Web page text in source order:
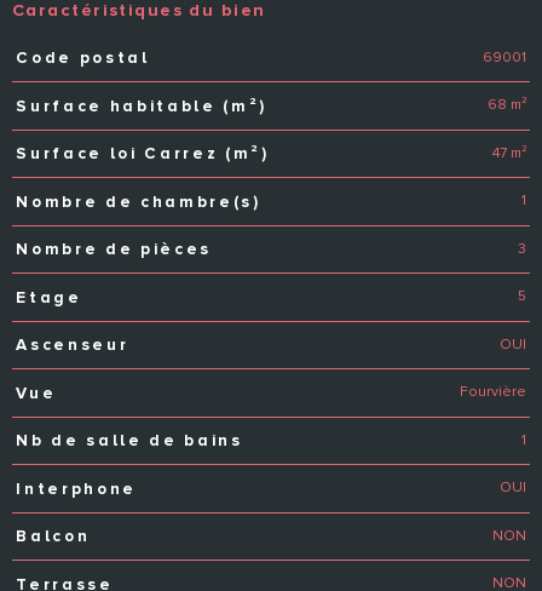
Caractéristiques du bien
Caractéristiques Valeurs
Code postal 69001
Surface habitable (m²) 68 m²
Surface loi Carrez (m²) 47 m²
Nombre de chambre(s) 1
Nombre de pièces 3
Etage 5
Ascenseur OUI
Vue Fourvière
Nb de salle de bains 1
Interphone OUI
Balcon NON
Terrasse NON